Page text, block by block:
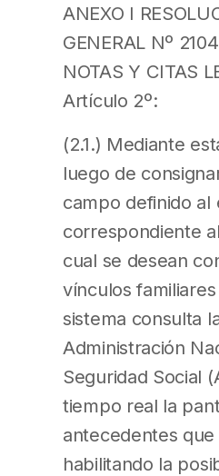
ANEXO I
GENERAL Nº 2104
NOTAS Y CITAS
Artículo 2º:
(2.1.) Mediante
luego de
campo definido al
correspondiente
cual se desean
vínculos
sistema consulta
Administración
Seguridad Social
tiempo real la
antecedentes que
habilitando la